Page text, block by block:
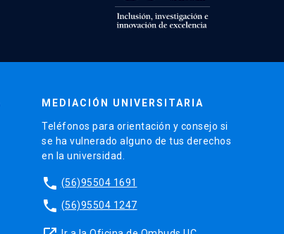
MEDIACIÓN UNIVERSITARIA
Teléfonos para orientación y consejo si
se ha vulnerado alguno de tus derechos
en la universidad.
phone (56)95504 1691
phone (56)95504 1247